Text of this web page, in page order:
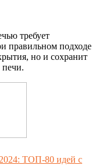
требует
правильном подходе
но и сохранит
ТОП-80 идей с